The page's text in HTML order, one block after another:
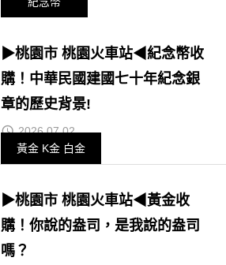
▶桃園市 桃園火車站◀紀念幣收
購！中華民國建國七十年紀念銀
章的歷史背景!
2026.07.02
黃金 K金 白金
▶桃園市 桃園火車站◀黃金收
購！你說的盎司，是我說的盎司
嗎？